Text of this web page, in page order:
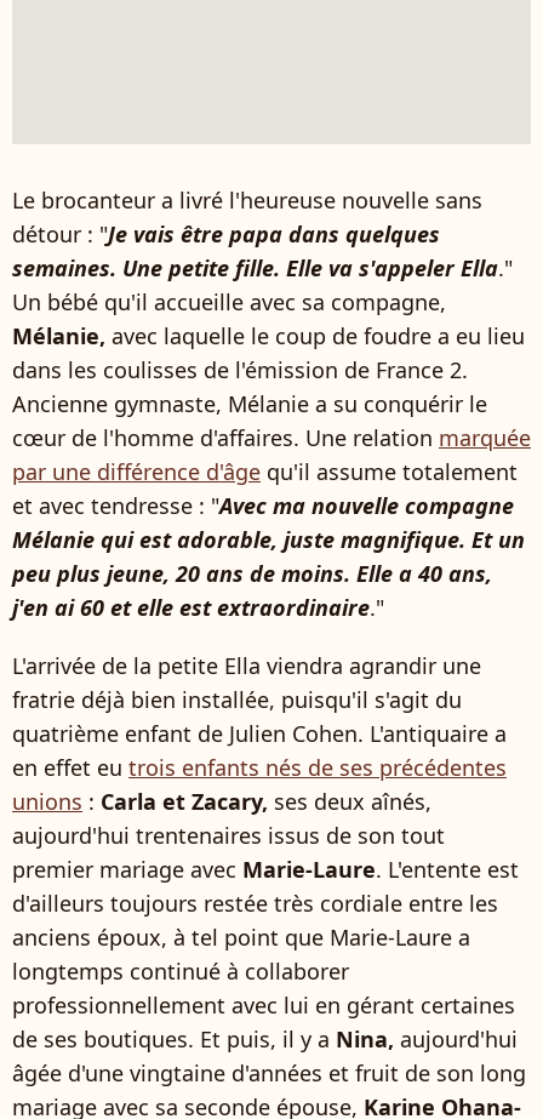
Le brocanteur a livré l'heureuse nouvelle sans
détour : "Je vais être papa dans quelques
semaines. Une petite fille. Elle va s'appeler Ella."
Un bébé qu'il accueille avec sa compagne,
Mélanie, avec laquelle le coup de foudre a eu lieu
dans les coulisses de l'émission de France 2.
Ancienne gymnaste, Mélanie a su conquérir le
cœur de l'homme d'affaires. Une relation marquée
par une différence d'âge qu'il assume totalement
et avec tendresse : "Avec ma nouvelle compagne
Mélanie qui est adorable, juste magnifique. Et un
peu plus jeune, 20 ans de moins. Elle a 40 ans,
j'en ai 60 et elle est extraordinaire."
L'arrivée de la petite Ella viendra agrandir une
fratrie déjà bien installée, puisqu'il s'agit du
quatrième enfant de Julien Cohen. L'antiquaire a
en effet eu trois enfants nés de ses précédentes
unions : Carla et Zacary, ses deux aînés,
aujourd'hui trentenaires issus de son tout
premier mariage avec Marie-Laure. L'entente est
d'ailleurs toujours restée très cordiale entre les
anciens époux, à tel point que Marie-Laure a
longtemps continué à collaborer
professionnellement avec lui en gérant certaines
de ses boutiques. Et puis, il y a Nina, aujourd'hui
âgée d'une vingtaine d'années et fruit de son long
mariage avec sa seconde épouse, Karine Ohana-